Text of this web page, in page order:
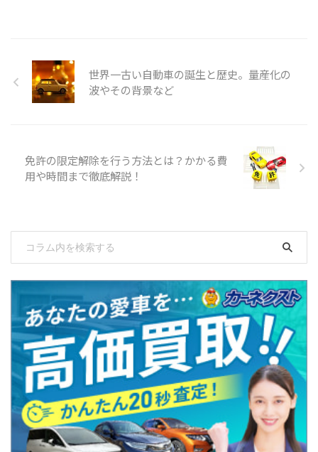
世界一古い自動車の誕生と歴史。量産化の
波やその背景など
免許の限定解除を行う方法とは？かかる費
用や時間まで徹底解説！